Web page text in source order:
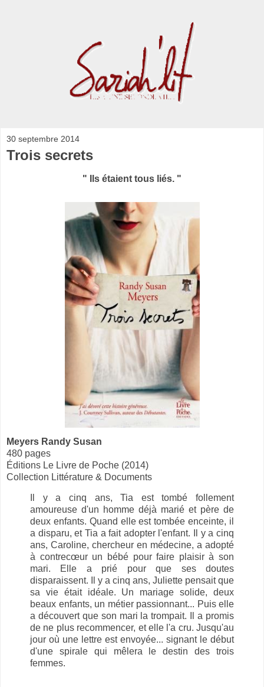
30 septembre 2014
Trois secrets
" Ils étaient tous liés. "
Meyers Randy Susan
480 pages
Éditions Le Livre de Poche (2014)
Collection Littérature & Documents
Il y a cinq ans, Tia est tombé follement
amoureuse d'un homme déjà marié et père de
deux enfants. Quand elle est tombée enceinte, il
a disparu, et Tia a fait adopter l'enfant. Il y a cinq
ans, Caroline, chercheur en médecine, a adopté
à contrecœur un bébé pour faire plaisir à son
mari. Elle a prié pour que ses doutes
disparaissent. Il y a cinq ans, Juliette pensait que
sa vie était idéale. Un mariage solide, deux
beaux enfants, un métier passionnant... Puis elle
a découvert que son mari la trompait. Il a promis
de ne plus recommencer, et elle l'a cru. Jusqu'au
jour où une lettre est envoyée... signant le début
d'une spirale qui mêlera le destin des trois
femmes.